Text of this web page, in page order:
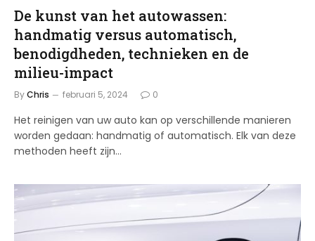
De kunst van het autowassen:
handmatig versus automatisch,
benodigdheden, technieken en de
milieu-impact
ByChris februari 5, 2024 0
Het reinigen van uw auto kan op verschillende manieren
worden gedaan: handmatig of automatisch. Elk van deze
methoden heeft zijn…